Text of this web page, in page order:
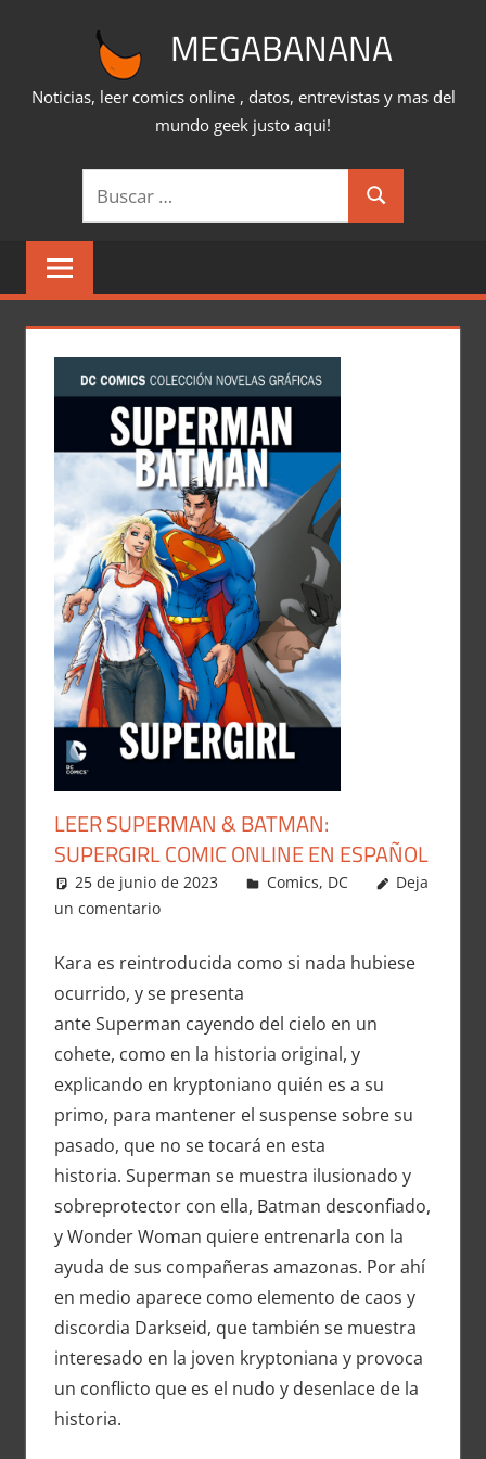
MEGABANANA
Noticias, leer comics online , datos, entrevistas y mas del
mundo geek justo aqui!
Buscar:
Buscar
LEER SUPERMAN & BATMAN:
SUPERGIRL COMIC ONLINE EN ESPAÑOL
25 de junio de 2023 Carlitox Banana
Comics, DC
Deja
un comentario
Kara es reintroducida como si nada hubiese
ocurrido, y se presenta
ante Superman cayendo del cielo en un
cohete, como en la historia original, y
explicando en kryptoniano quién es a su
primo, para mantener el suspense sobre su
pasado, que no se tocará en esta
historia. Superman se muestra ilusionado y
sobreprotector con ella, Batman desconfiado,
y Wonder Woman quiere entrenarla con la
ayuda de sus compañeras amazonas. Por ahí
en medio aparece como elemento de caos y
discordia Darkseid, que también se muestra
interesado en la joven kryptoniana y provoca
un conflicto que es el nudo y desenlace de la
historia.